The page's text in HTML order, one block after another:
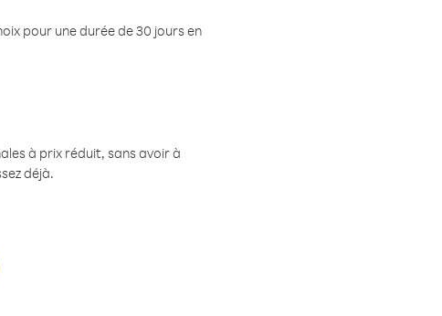
pour une durée de 30 jours en
à prix réduit, sans avoir à
déjà.